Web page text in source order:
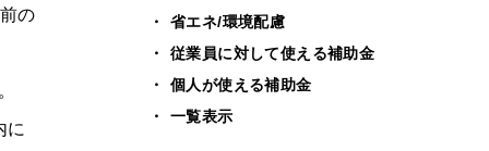
省エネ/環境配慮
従業員に対して使える補助金
個人が使える補助金
一覧表示
の
に